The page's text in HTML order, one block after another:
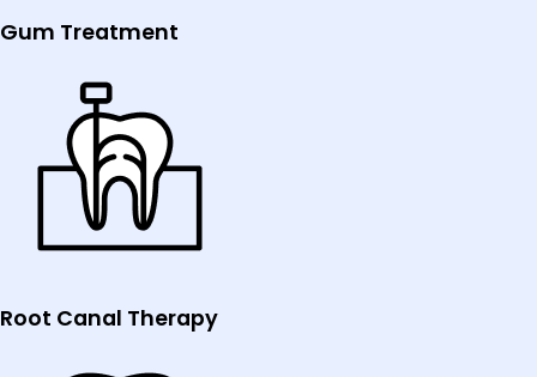
Gum Treatment
Root Canal Therapy